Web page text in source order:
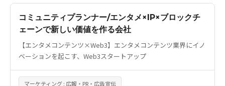
コミュニティプランナー/エンタメ×IP×ブロックチ
ェーンで新しい価値を作る会社
【エンタメコンテンツ×Web3】エンタメコンテンツ業界にイノ
ベーションを起こす、Web3スタートアップ
マーケティング : 広報・PR・広告宣伝